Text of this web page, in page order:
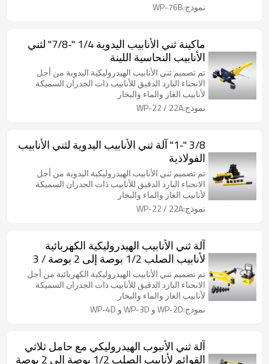
نموذج:WP-76B
ماكينة ثني الأنابيب اليدوية 1/4 "-7/8" لثني
الأنابيب النحاسية اللينة
تم تصميم ثني الأنابيب الهيدروليكية اليدوية من أجل
الانحناء البارد الدقيق للأنابيب ذات الجدران السميكة
لأنابيب الغاز والماء والبخار
نموذج:WP-22 / 22A
3/8 "-1" آلة ثني الأنابيب اليدوية لثني الأنابيب
الفولاذية
تم تصميم ثني الأنابيب الهيدروليكية اليدوية من أجل
الانحناء البارد الدقيق للأنابيب ذات الجدران السميكة
لأنابيب الغاز والماء والبخار
نموذج:WP-22 / 22A
آلة ثني الأنابيب الهيدروليكية الكهربائية
لأنابيب الصلب 1/2 بوصة إلى 2 بوصة / 3
بوصة / 4 بوصة
تم تصميم ثني الأنابيب الهيدروليكية الكهربائية من أجل
الانحناء البارد الدقيق للأنابيب ذات الجدران السميكة
لأنابيب الغاز والماء والبخار
نموذج:WP-2D و WP-3D و WP-4D
آلة ثني الأنبوب الهيدروليكي مع حامل ثلاثي
القوائم لأنابيب الصلب 1/2 بوصة إلى 2 بوصة